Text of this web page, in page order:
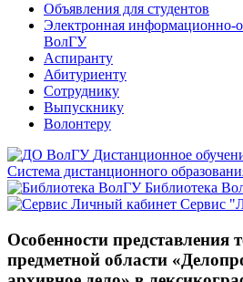
Объявления для студентов
Электронная информационно-
ВолГУ
Аспиранту
Абитуриенту
Сотруднику
Выпускнику
Волонтеру
Дистанционное
Система дистанционного
Библиотека
Сервис
Особенности представления
предметной области